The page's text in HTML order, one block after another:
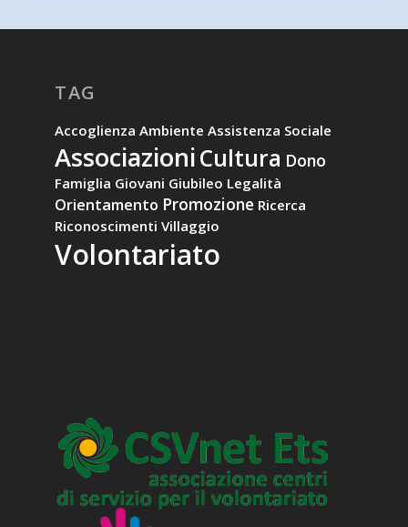
TAG
Accoglienza Ambiente Assistenza Sociale
AssociazioniCultura Dono
Famiglia Giovani Giubileo Legalità
Orientamento Promozione Ricerca
Riconoscimenti Villaggio
Volontariato